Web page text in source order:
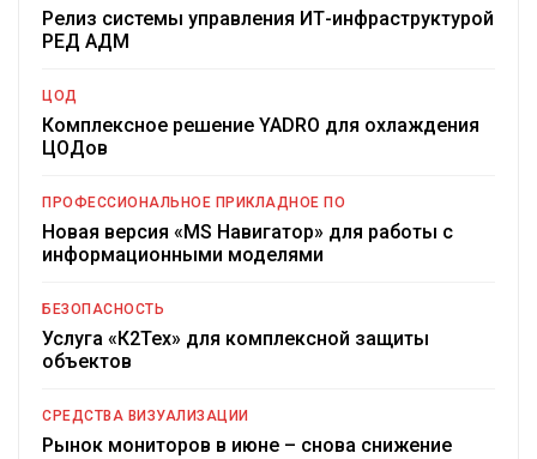
Релиз системы управления ИТ-инфраструктурой
РЕД АДМ
ЦОД
Комплексное решение YADRO для охлаждения
ЦОДов
ПРОФЕССИОНАЛЬНОЕ ПРИКЛАДНОЕ ПО
Новая версия «MS Навигатор» для работы с
информационными моделями
БЕЗОПАСНОСТЬ
Услуга «К2Тех» для комплексной защиты
объектов
СРЕДСТВА ВИЗУАЛИЗАЦИИ
Рынок мониторов в июне – снова снижение